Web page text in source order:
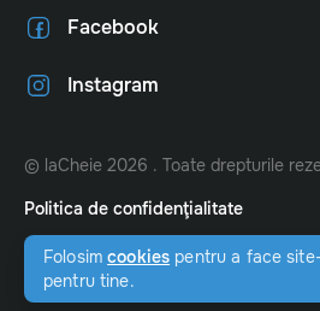
Facebook
Instagram
© laCheie 2026 . Toate drepturile
Politica de confidenţialitate
Website byamigo.studio
Folosimcookies pentru a face
pentru tine.